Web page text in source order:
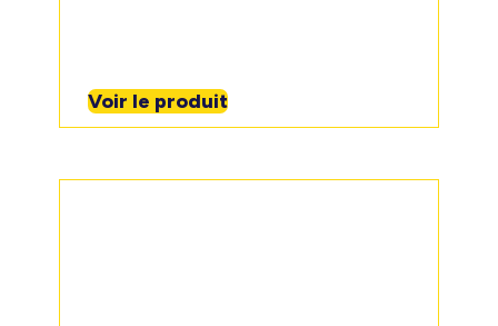
Voir le produit